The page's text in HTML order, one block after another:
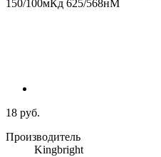
18 руб.
Производитель
Kingbright